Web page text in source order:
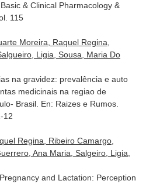
& Clinical Pharmacology &
115
Moreira, Raquel Regina,
Ligia, Sousa, Maria Do
na gravidez: prevalência e auto
medicinais na regiao de
Brasil. En: Raizes e Rumos.
12
Regina, Ribeiro Camargo,
Ana Maria, Salgeiro, Ligia,
and Lactation: Perception